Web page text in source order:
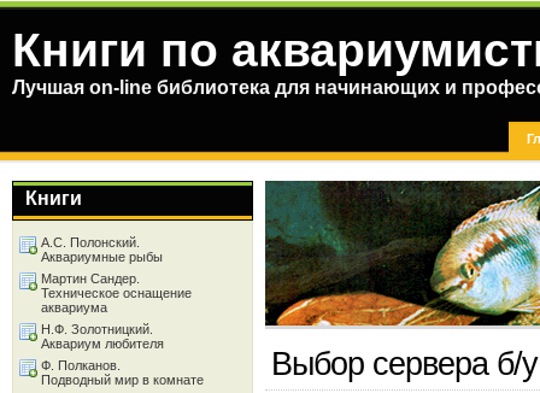
Книги по
Лучшая on-line библиотека для начинающих и
Выбор сервера б/у
Книги
А.С. Полонский.
Аквариумные рыбы
Мартин Сандер.
Техническое оснащение
аквариума
Н.Ф. Золотницкий.
Аквариум любителя
Ф. Полканов.
Подводный мир в комнате